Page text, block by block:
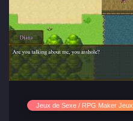
Jeux de Sexe / RPG Maker Jeux